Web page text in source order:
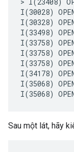
I(30028)
I(30328)
I(33498)
I(33758)
I(33758)
I(33758)
I(34178)
I(35068)
Sau một lát, hãy